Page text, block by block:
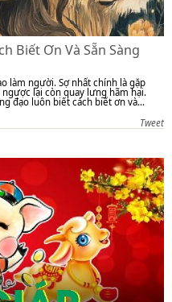
Biết Ơn Và Sẵn Sàng
làm người. Sợ nhất chính là gặp
lại còn quay lưng hãm hại.
đạo luôn biết cách biết ơn và...
Tweet